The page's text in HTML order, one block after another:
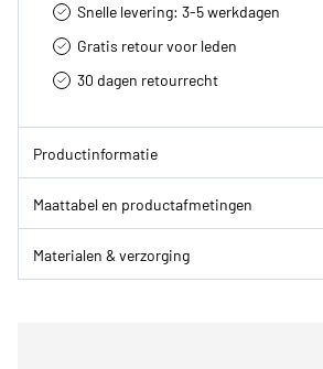
Snelle levering: 3-5 werkdagen
Gratis retour voor leden
30 dagen retourrecht­
Productinformatie
Maattabel en productafmetingen
Materialen & verzorging